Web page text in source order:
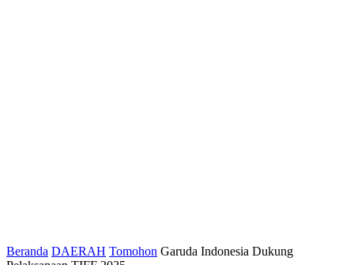
Beranda DAERAH Tomohon Garuda Indonesia Dukung